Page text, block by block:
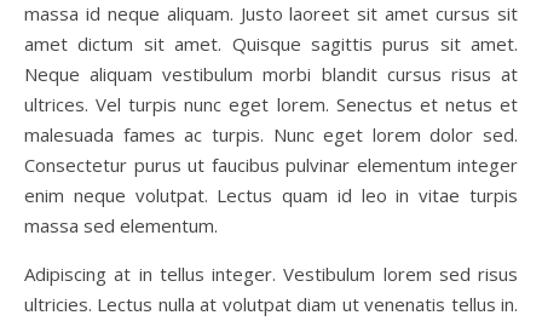
massa id neque aliquam. Justo laoreet sit amet cursus sit
amet dictum sit amet. Quisque sagittis purus sit amet.
Neque aliquam vestibulum morbi blandit cursus risus at
ultrices. Vel turpis nunc eget lorem. Senectus et netus et
malesuada fames ac turpis. Nunc eget lorem dolor sed.
Consectetur purus ut faucibus pulvinar elementum integer
enim neque volutpat. Lectus quam id leo in vitae turpis
massa sed elementum.
Adipiscing at in tellus integer. Vestibulum lorem sed risus
ultricies. Lectus nulla at volutpat diam ut venenatis tellus in.